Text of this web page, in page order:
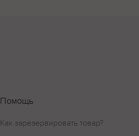
Помощь
Как зарезервировать товар?